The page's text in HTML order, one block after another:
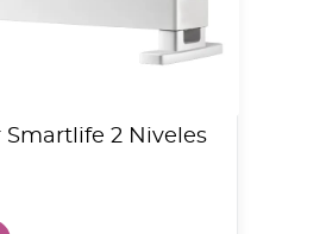
Smartlife 2 Niveles